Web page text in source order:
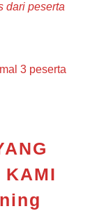
dari peserta
3 peserta
KAMI